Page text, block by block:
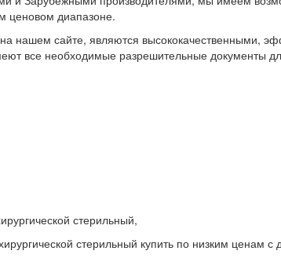
ценовом диапазоне.
нашем сайте, являются высококачественными,
все необходимые разрешительные документы
стерильный,
стерильный купить по низким ценам с